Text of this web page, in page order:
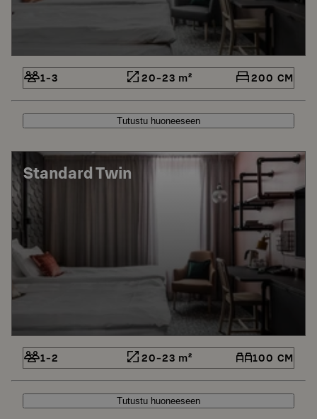
1-3 20-23 m² 200 CM
Tutustu huoneeseen
Standard Twin
1-2 20-23 m² 100 CM
Tutustu huoneeseen